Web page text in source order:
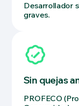
Desarrollador
graves.
Sin quejas
PROFECO